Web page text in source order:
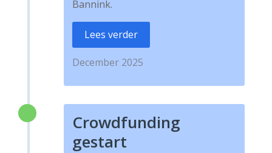
Bannink.
Lees verder
December 2025
Crowdfunding
gestart